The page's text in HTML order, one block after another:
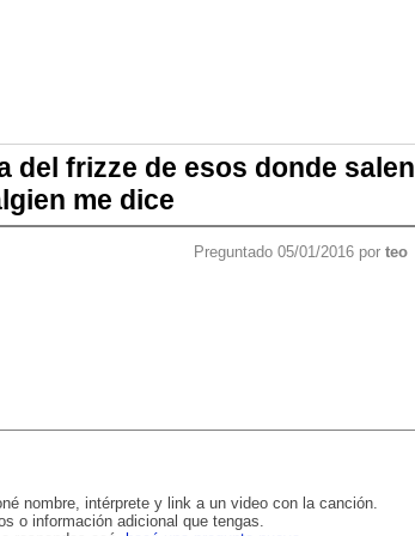
del frizze de esos donde salen
me dice
Preguntado 05/01/2016 por teo
nombre, intérprete y link a un video con la canción.
o información adicional que tengas.